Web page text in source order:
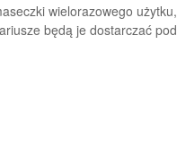
wielorazowego
będą je dostarczać